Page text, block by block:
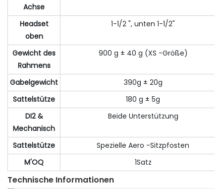
Achse
Headset
oben
1-1/2 ", unten 1-1/2"
Gewicht des
Rahmens
900 g ± 40 g (XS -Größe)
Gabelgewicht
390g ± 20g
Sattelstütze
180 g ± 5g
DI2 &
Mechanisch
Beide Unterstützung
Sattelstütze
Spezielle Aero -Sitzpfosten
M'OQ
1Satz
Technische Informationen